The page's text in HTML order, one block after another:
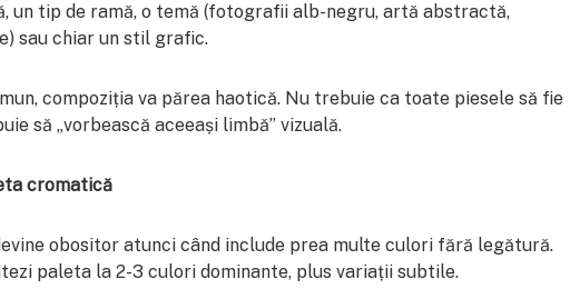
un tip de ramă, o temă (fotografii alb-negru, artă abstractă,
sau chiar un stil grafic.
compoziția va părea haotică. Nu trebuie ca toate piesele să fie
să „vorbească aceeași limbă” vizuală.
cromatică
obositor atunci când include prea multe culori fără legătură.
paleta la 2-3 culori dominante, plus variații subtile.